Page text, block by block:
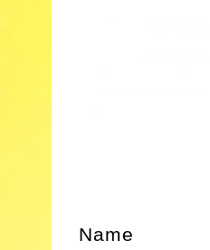
Name